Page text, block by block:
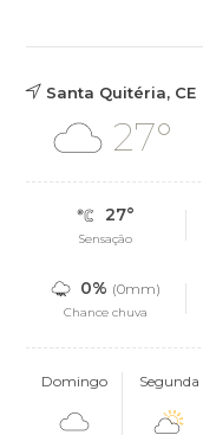
Santa Quitéria, CE
27°
27°
Sensação
0% (0mm)
Chance chuva
Domingo Segunda